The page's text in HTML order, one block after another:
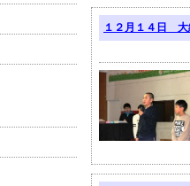
１２月１４日 大